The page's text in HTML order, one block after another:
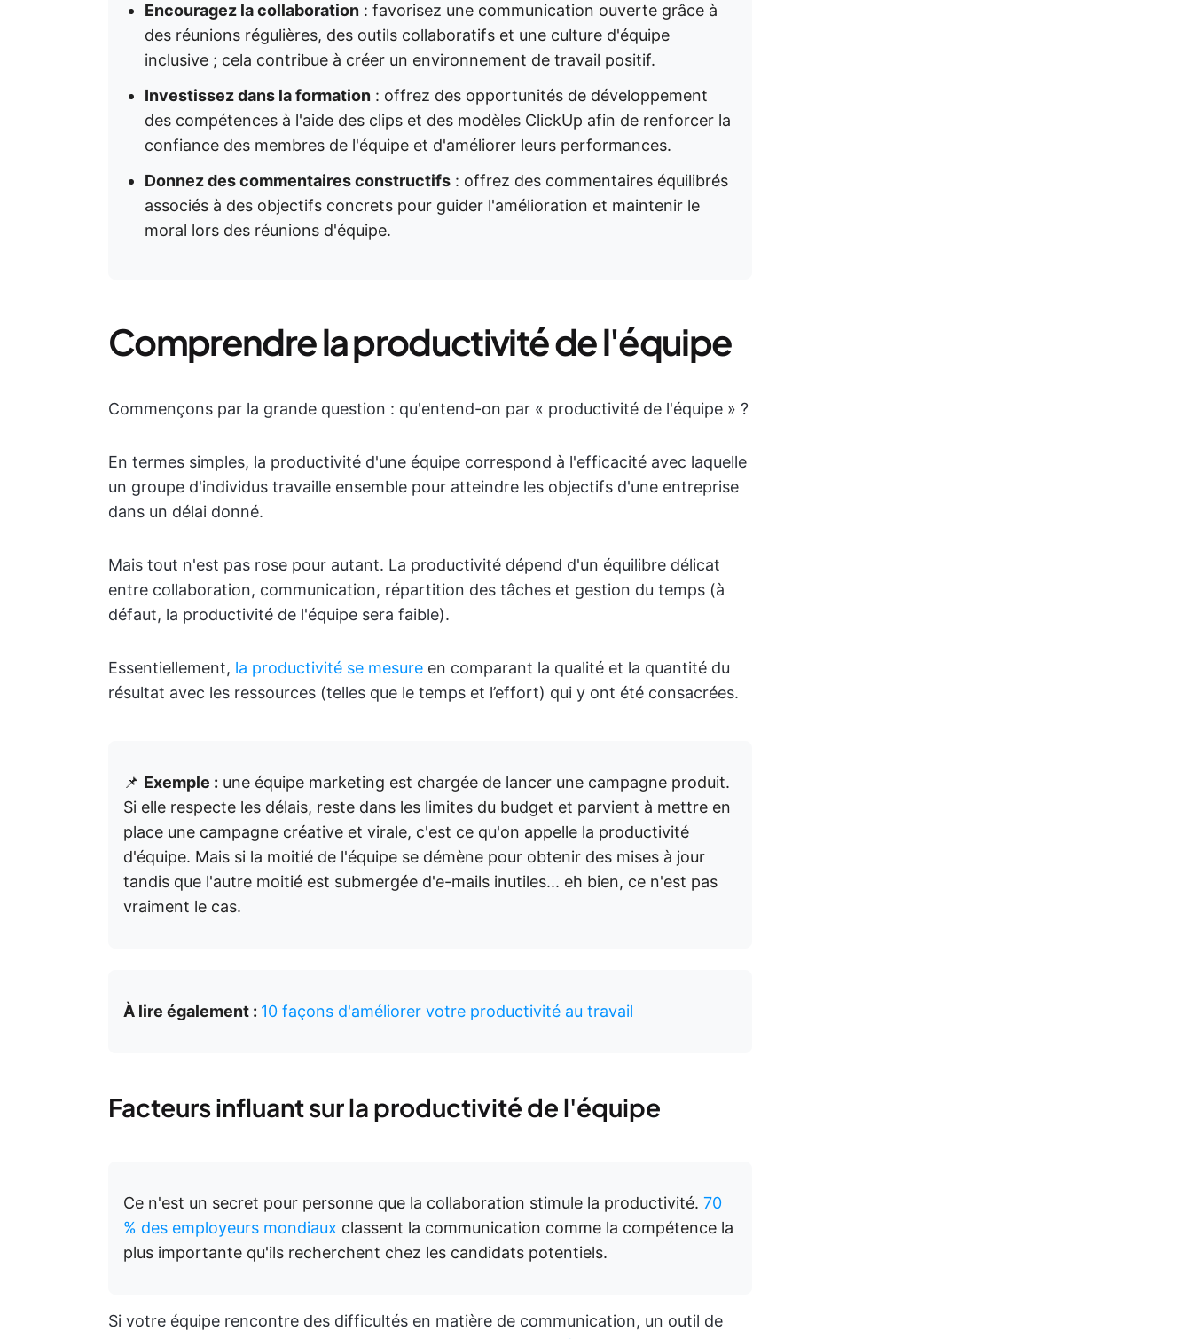
Encouragez la collaboration : favorisez une communication ouverte grâce à
des réunions régulières, des outils collaboratifs et une culture d'équipe
inclusive ; cela contribue à créer un environnement de travail positif.
Investissez dans la formation : offrez des opportunités de développement
des compétences à l'aide des clips et des modèles ClickUp afin de renforcer la
confiance des membres de l'équipe et d'améliorer leurs performances.
Donnez des commentaires constructifs : offrez des commentaires équilibrés
associés à des objectifs concrets pour guider l'amélioration et maintenir le
moral lors des réunions d'équipe.
Comprendre la productivité de l'équipe
Commençons par la grande question : qu'entend-on par « productivité de l'équipe » ?
En termes simples, la productivité d'une équipe correspond à l'efficacité avec laquelle
un groupe d'individus travaille ensemble pour atteindre les objectifs d'une entreprise
dans un délai donné.
Mais tout n'est pas rose pour autant. La productivité dépend d'un équilibre délicat
entre collaboration, communication, répartition des tâches et gestion du temps (à
défaut, la productivité de l'équipe sera faible).
Essentiellement, la productivité se mesure en comparant la qualité et la quantité du
résultat avec les ressources (telles que le temps et l’effort) qui y ont été consacrées.
📌 Exemple : une équipe marketing est chargée de lancer une campagne produit.
Si elle respecte les délais, reste dans les limites du budget et parvient à mettre en
place une campagne créative et virale, c'est ce qu'on appelle la productivité
d'équipe. Mais si la moitié de l'équipe se démène pour obtenir des mises à jour
tandis que l'autre moitié est submergée d'e-mails inutiles... eh bien, ce n'est pas
vraiment le cas.
À lire également : 10 façons d'améliorer votre productivité au travail
Facteurs influant sur la productivité de l'équipe
Ce n'est un secret pour personne que la collaboration stimule la productivité. 70
% des employeurs mondiaux classent la communication comme la compétence la
plus importante qu'ils recherchent chez les candidats potentiels.
Si votre équipe rencontre des difficultés en matière de communication, un outil de